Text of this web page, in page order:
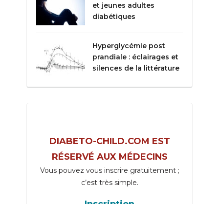
et jeunes adultes
diabétiques
Hyperglycémie post
prandiale : éclairages et
silences de la littérature
DIABETO-CHILD.COM EST
RÉSERVÉ AUX MÉDECINS
Vous pouvez vous inscrire gratuitement ;
c’est très simple.